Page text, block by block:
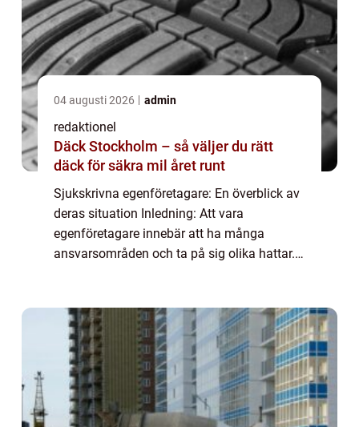
04 augusti 2026 admin
redaktionel
Däck Stockholm – så väljer du rätt
däck för säkra mil året runt
Sjukskrivna egenföretagare: En överblick av
deras situation Inledning: Att vara
egenföretagare innebär att ha många
ansvarsområden och ta på sig olika hattar.
oss ...